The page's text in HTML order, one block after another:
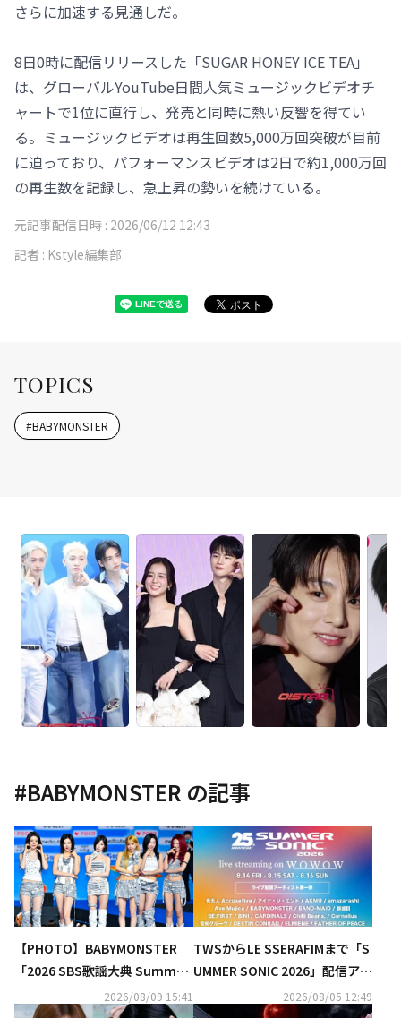
さらに加速する見通しだ。
8日0時に配信リリースした「SUGAR HONEY ICE TEA」
は、グローバルYouTube日間人気ミュージックビデオチ
ャートで1位に直行し、発売と同時に熱い反響を得てい
る。ミュージックビデオは再生回数5,000万回突破が目前
に迫っており、パフォーマンスビデオは2日で約1,000万回
の再生数を記録し、急上昇の勢いを続けている。
元記事配信日時 : 2026/06/12 12:43
記者 : Kstyle編集部
TOPICS
#BABYMONSTER
#BABYMONSTER の記事
【PHOTO】BABYMONSTER
「2026 SBS歌謡大典 Summe
r」ブルーカーペットに登場
2026/08/09 15:41
TWSからLE SSERAFIMまで「S
UMMER SONIC 2026」配信アー
ティスト第1弾公開2026/08/05 12:49